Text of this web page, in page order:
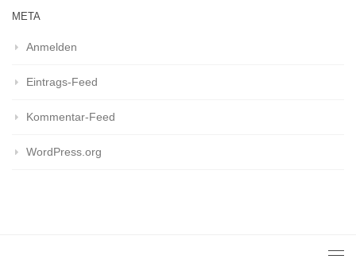
META
Anmelden
Eintrags-Feed
Kommentar-Feed
WordPress.org